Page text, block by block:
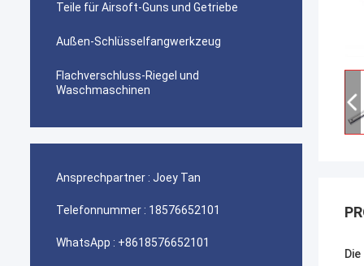
Teile für Airsoft-Guns und Getriebe
Außen-Schlüsselfangwerkzeug
Flachverschluss-Riegel und
Waschmaschinen
Ansprechpartner : Joey Tan
Telefonnummer : 18576652101
WhatsApp : +8618576652101